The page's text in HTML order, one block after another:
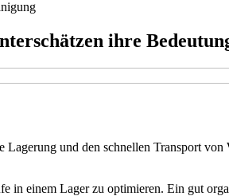
ihre
und den schnellen Transport
in einem Lager zu optimieren. Ein gut